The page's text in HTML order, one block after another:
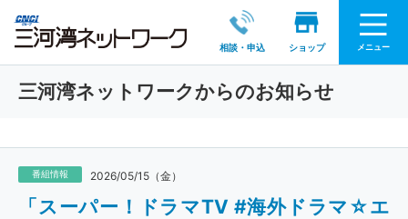
相談・申込 ショップ メニュー
三河湾ネットワークからのお知らせ
番組情報 2026/05/15（金）
「スーパー！ドラマTV #海外ドラマ☆エ